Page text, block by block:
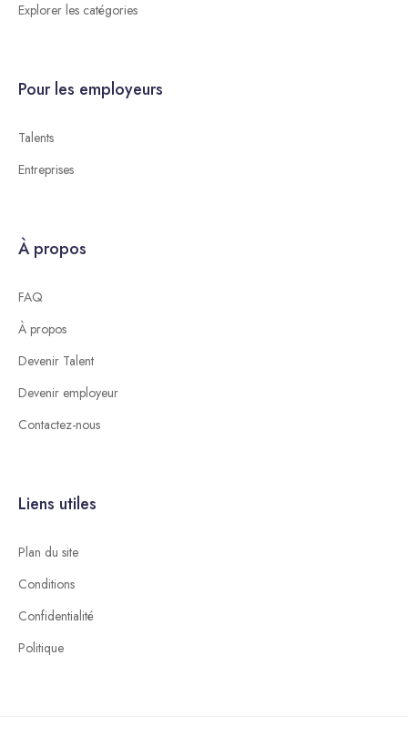
Explorer les catégories
Pour les employeurs
Talents
Entreprises
À propos
FAQ
À propos
Devenir Talent
Devenir employeur
Contactez-nous
Liens utiles
Plan du site
Conditions
Confidentialité
Politique